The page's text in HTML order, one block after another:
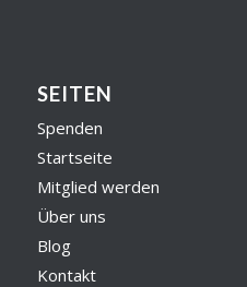
SEITEN
Spenden
Startseite
Mitglied werden
Über uns
Blog
Kontakt